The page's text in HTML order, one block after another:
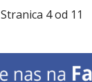
Stranica 4 od 11